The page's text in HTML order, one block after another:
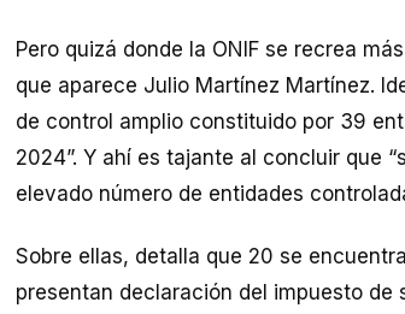
Pero quizá donde la ONIF se recrea
que aparece Julio Martínez Martínez.
de control amplio constituido por 39
2024”. Y ahí es tajante al concluir que
elevado número de entidades
Sobre ellas, detalla que 20 se
presentan declaración del impuesto de